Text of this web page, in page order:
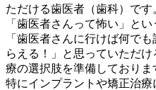
ただける歯医者（歯科）です
「歯医者さんって怖い」と
「歯医者さんに行けば何で
らえる！」と思っていただ
療の選択肢を準備しておりま
特にインプラントや矯正治